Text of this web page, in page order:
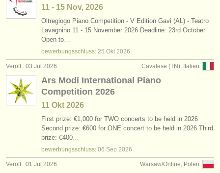
11 - 15 Nov, 2026
Oltregiogo Piano Competition - V Edition Gavi (AL) - Teatro
Lavagnino 11 - 15 November 2026 Deadline: 23rd October .
Open to…
bewerbungsschluss: 25 Okt 2026
Cavalese (TN), Italien
Veröff.: 03 Jul 2026
Ars Modi International Piano
Competition 2026
11 Okt 2026
First prize: €1,000 for TWO concerts to be held in 2026
Second prize: €600 for ONE concert to be held in 2026 Third
prize: €400…
bewerbungsschluss: 06 Sep 2026
Warsaw/Online, Polen
Veröff.: 01 Jul 2026